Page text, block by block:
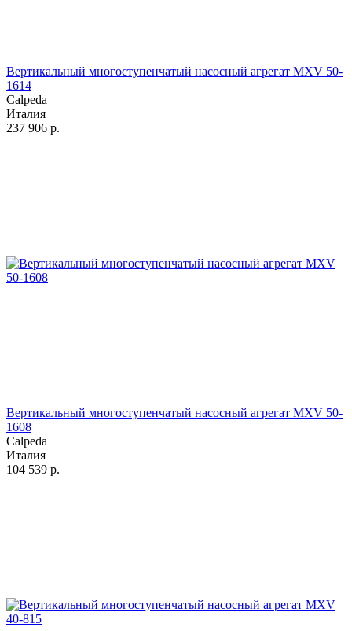
Вертикальный многоступенчатый насосный агрегат MXV 50-
1614
Calpeda
Италия
237 906 р.
Вертикальный многоступенчатый насосный агрегат MXV 50-
1608
Calpeda
Италия
104 539 р.